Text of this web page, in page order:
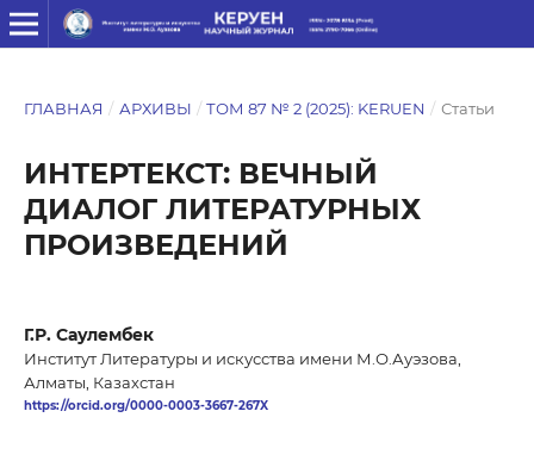
ГЛАВНАЯ / АРХИВЫ / ТОМ 87 № 2 (2025): KERUEN / Статьи
ИНТЕРТЕКСТ: ВЕЧНЫЙ
ДИАЛОГ ЛИТЕРАТУРНЫХ
ПРОИЗВЕДЕНИЙ
Г.Р. Саулембек
Институт Литературы и искусства имени М.О.Ауэзова,
Алматы, Казахстан
https://orcid.org/0000-0003-3667-267X